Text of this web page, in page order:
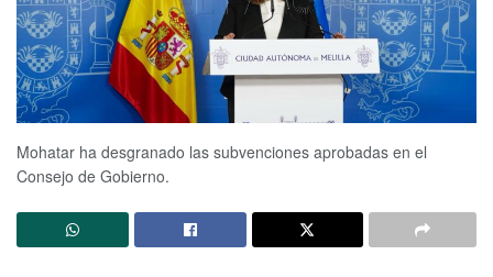
Mohatar ha desgranado las subvenciones aprobadas en el
Consejo de Gobierno.